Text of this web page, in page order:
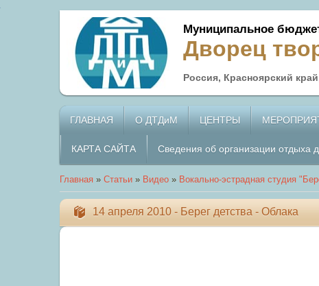
Муниципальное
Дворец
Россия, Красноярский
ГЛАВНАЯ О ДТДиМ ЦЕНТРЫ
КАРТА САЙТА Сведения об организации отдыха
Главная » Статьи » Видео » Вокально-эстрадная студия
14 апреля 2010 - Берег детства - Облака